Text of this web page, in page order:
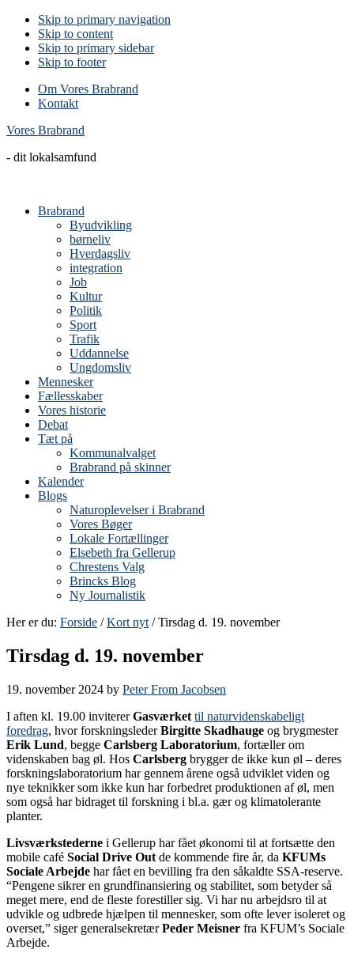
Skip to primary navigation
Skip to content
Skip to primary sidebar
Skip to footer
Om Vores Brabrand
Kontakt
Vores Brabrand
- dit lokalsamfund
Brabrand
Byudvikling
børneliv
Hverdagsliv
integration
Job
Kultur
Politik
Sport
Trafik
Uddannelse
Ungdomsliv
Mennesker
Fællesskaber
Vores historie
Debat
Tæt på
Kommunalvalget
Brabrand på skinner
Kalender
Blogs
Naturoplevelser i Brabrand
Vores Bøger
Lokale Fortællinger
Elsebeth fra Gellerup
Chrestens Valg
Brincks Blog
Ny Journalistik
Her er du: Forside /Kort nyt / Tirsdag d. 19. november
Tirsdag d. 19. november
19. november 2024 by Peter From Jacobsen
I aften kl. 19.00 invitererGasværket til naturvidenskabeligt
foredrag, hvor forskningslederBirgitte Skadhauge og brygmester
Erik Lund, begge Carlsberg Laboratorium, fortæller om
videnskaben bag øl. Hos Carlsberg brygger de ikke kun øl – deres
forskningslaboratorium har gennem årene også udviklet viden og
nye teknikker som ikke kun har forbedret produktionen af øl, men
som også har bidraget til forskning i bl.a. gær og klimatolerante
planter.
Livsværkstederne i Gellerup har fået økonomi til at fortsætte den
mobile café Social Drive Out de kommende fire år, da KFUMs
Sociale Arbejde har fået en bevilling fra den såkaldte SSA-reserve.
“Pengene sikrer en grundfinansiering og stabilitet, som betyder så
meget mere, end de fleste forestiller sig. Vi har nu arbejdsro til at
udvikle og udbrede hjælpen til mennesker, som ofte lever isoleret og
overset,” siger generalsekretærPeder Meisner fra KFUM’s Sociale
Arbejde.